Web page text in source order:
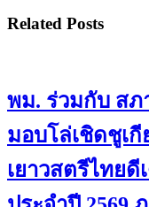
Related Posts
พม. ร่วมกับ ส
มอบโล่เชิดชูเ
เยาวสตรีไทยดี